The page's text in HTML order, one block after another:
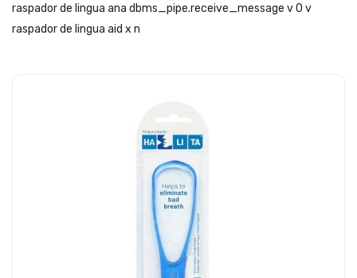
raspador de lingua ana dbms_pipe.receive_message v 0 v
raspador de lingua aid x n